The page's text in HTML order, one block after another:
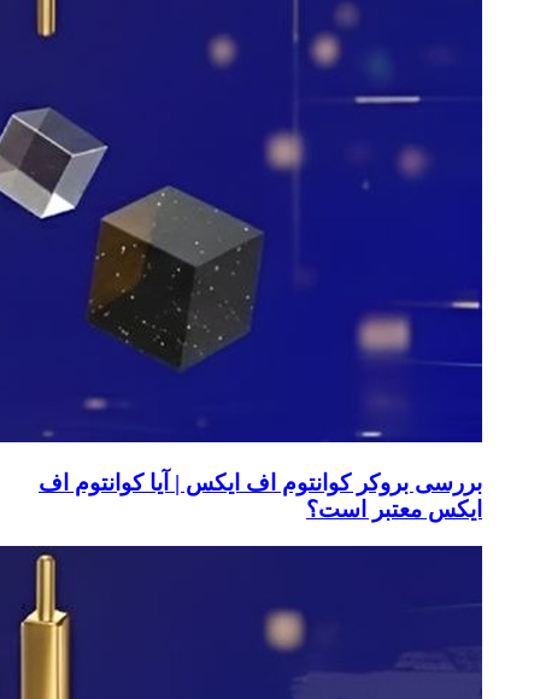
بررسی بروکر کوانتوم اف ایکس | آیا کوانتوم اف
ایکس معتبر است؟